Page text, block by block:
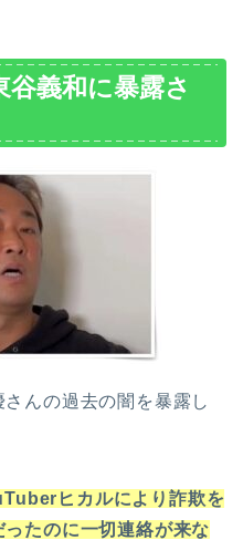
義和に暴露さ
んの過去の闇を暴露し
ヒカルにより詐欺を
たのに一切連絡が来な